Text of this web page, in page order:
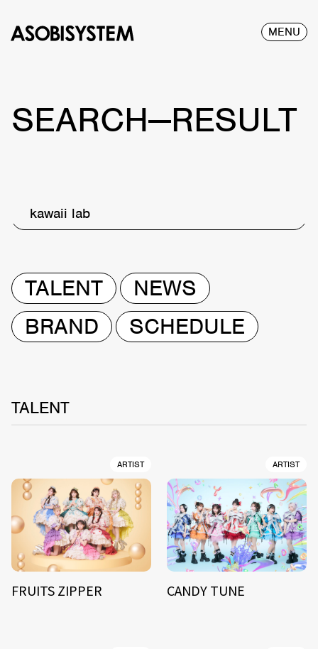
MENU
SEARCH—RESULT
kawaii lab
TALENT
NEWS
BRAND
SCHEDULE
TALENT
ARTIST
FRUITS ZIPPER
ARTIST
CANDY TUNE